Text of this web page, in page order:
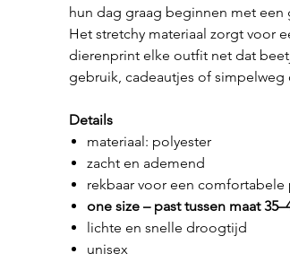
hun dag graag beginnen met een
Het stretchy materiaal zorgt voor
dierenprint elke outfit net dat
gebruik, cadeautjes of simpelweg
Details
materiaal: polyester
zacht en ademend
rekbaar voor een comfortabele
one size – past tussen maat
lichte en snelle droogtijd
unisex